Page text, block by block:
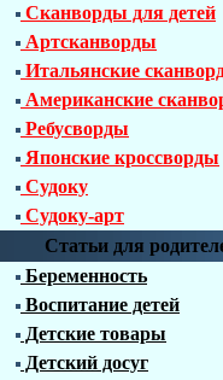
Сканворды для детей
Артсканворды
Итальянские
Американские
Ребусворды
Японские кроссворды
Судоку
Судоку-арт
Статьи для
Беременность
Воспитание детей
Детские товары
Детский досуг